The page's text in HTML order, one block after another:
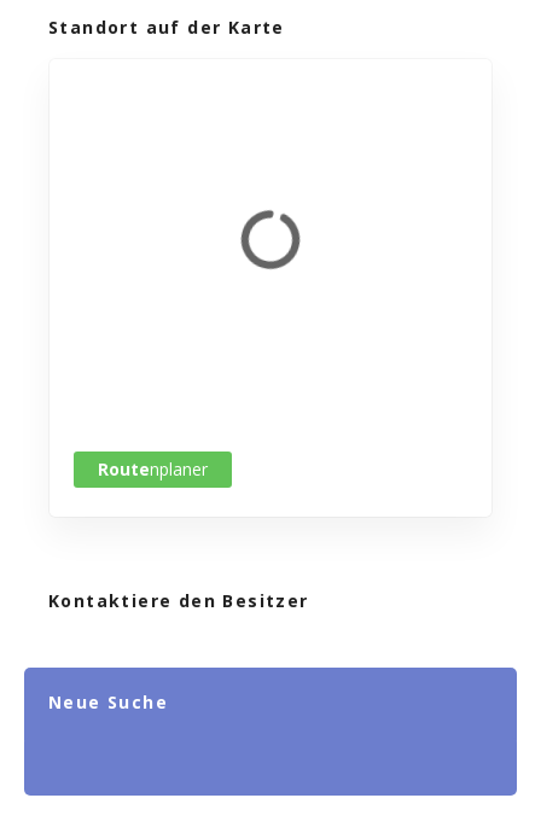
Standort auf der Karte
Routenplaner
Kontaktiere den Besitzer
Neue Suche